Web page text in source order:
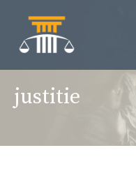
conținut
justitie